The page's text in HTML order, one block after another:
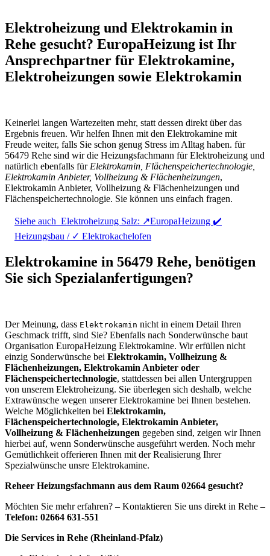
Elektroheizung und Elektrokamin in
Rehe gesucht? EuropaHeizung ist Ihr
Ansprechpartner für Elektrokamine,
Elektroheizungen sowie Elektrokamin
Keinerlei langen Wartezeiten mehr, statt dessen direkt über das
Ergebnis freuen. Wir helfen Ihnen mit den Elektrokamine mit
Freude weiter, falls Sie schon genug Stress im Alltag haben. für
56479 Rehe sind wir die Heizungsfachmann für Elektroheizung und
natürlich ebenfalls für Elektrokamin, Flächenspeichertechnologie,
Elektrokamin Anbieter, Vollheizung & Flächenheizungen,
Elektrokamin Anbieter, Vollheizung & Flächenheizungen und
Flächenspeichertechnologie. Sie können uns einfach fragen.
Siehe auch Elektroheizung Salz: ↗️EuropaHeizung ✔️
Heizungsbau / ✓ Elektrokachelofen
Elektrokamine in 56479 Rehe, benötigen
Sie sich Spezialanfertigungen?
Der Meinung, dass Elektrokamin nicht in einem Detail Ihren
Geschmack trifft, sind Sie? Ebenfalls nach Sonderwünsche baut
Organisation EuropaHeizung Elektrokamine. Wir erfüllen nicht
einzig Sonderwünsche bei Elektrokamin, Vollheizung &
Flächenheizungen, Elektrokamin Anbieter oder
Flächenspeichertechnologie, stattdessen bei allen Untergruppen
von unserem Elektroheizung. Sie überlegen sich deshalb, welche
Extrawünsche wegen unserer Elektrokamine bei Ihnen bestehen.
Welche Möglichkeiten bei Elektrokamin,
Flächenspeichertechnologie, Elektrokamin Anbieter,
Vollheizung & Flächenheizungen gegeben sind, zeigen wir Ihnen
hierbei auf, wenn Sonderwünsche ausgeführt werden. Noch mehr
Gemütlichkeit offerieren Ihnen mit der Realisierung Ihrer
Spezialwünsche unsre Elektrokamine.
Reheer Heizungsfachmann aus dem Raum 02664 gesucht?
Möchten Sie mehr erfahren? – Kontaktieren Sie uns direkt in Rehe –
Telefon: 02664 631-551
Die Services in Rehe (Rheinland-Pfalz)